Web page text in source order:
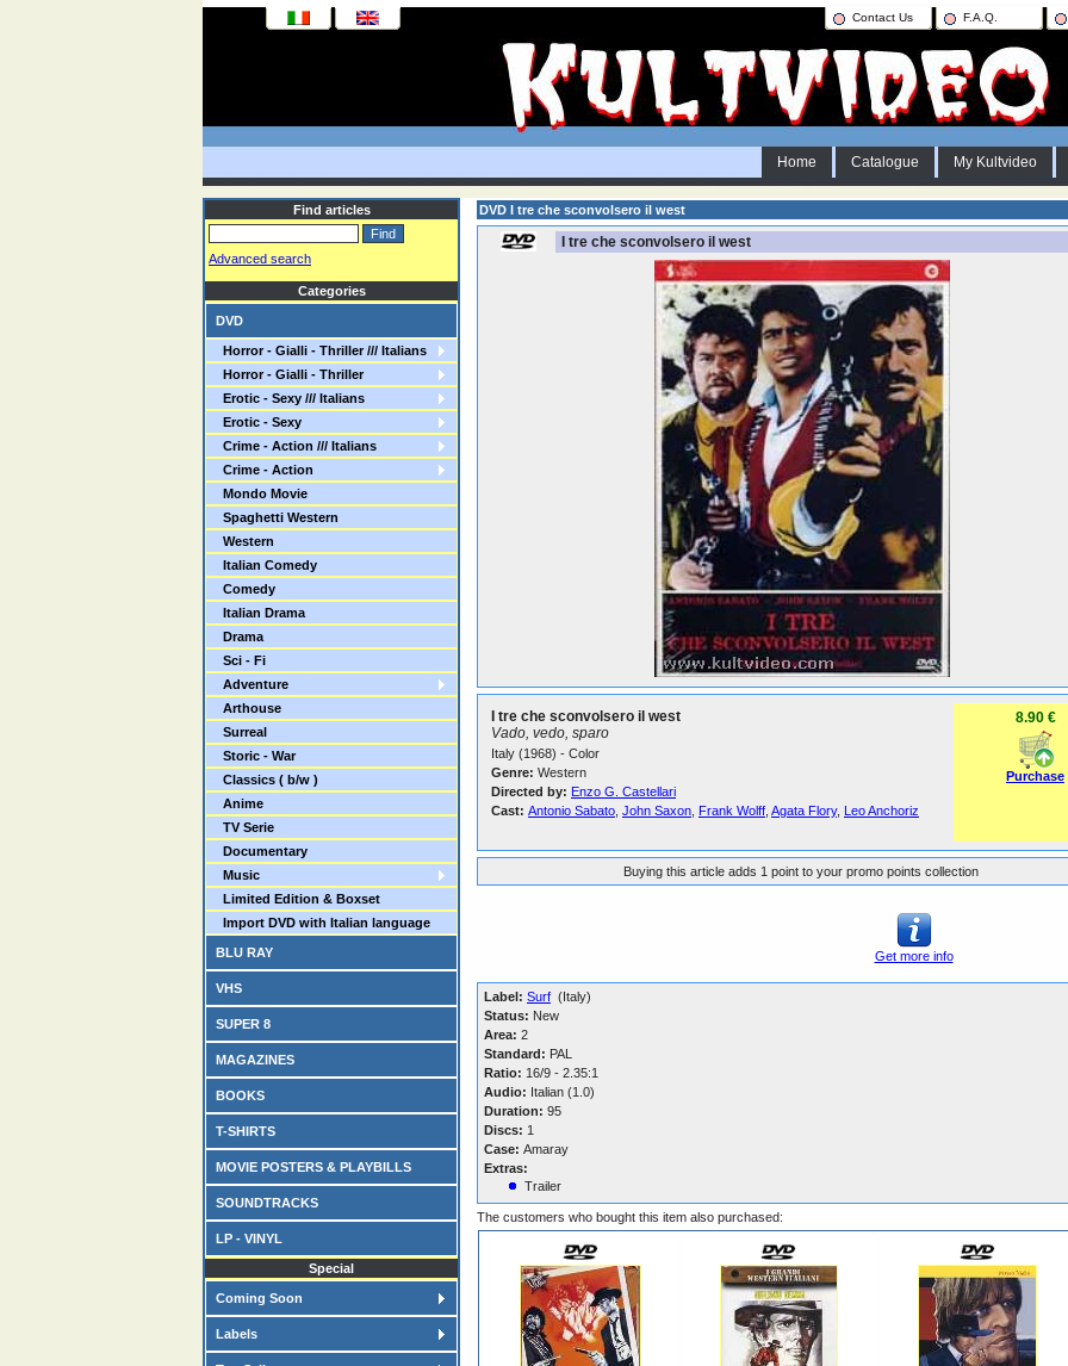
Contact Us F.A.Q.
Home Catalogue My Kultvideo
Find articles
Advanced search
Categories
DVD
Horror - Gialli - Thriller /// Italians
Horror - Gialli - Thriller
Erotic - Sexy /// Italians
Erotic - Sexy
Crime - Action /// Italians
Crime - Action
Mondo Movie
Spaghetti Western
Western
Italian Comedy
Comedy
Italian Drama
Drama
Sci - Fi
Adventure
Arthouse
Surreal
Storic - War
Classics ( b/w )
Anime
TV Serie
Documentary
Music
Limited Edition & Boxset
Import DVD with Italian language
BLU RAY
VHS
SUPER 8
MAGAZINES
BOOKS
T-SHIRTS
MOVIE POSTERS & PLAYBILLS
SOUNDTRACKS
LP - VINYL
Special
Coming Soon
Labels
DVD I tre che sconvolsero il west
I tre che sconvolsero il west
I tre che sconvolsero il west
Vado, vedo, sparo
Italy (1968) - Color
Genre: Western
Directed by: Enzo G. Castellari
Cast: Antonio Sabato John Saxon Frank Wolff Agata Flory, Leo Anchoriz
8.90 €
Purchase
Buying this article adds 1 point to your promo points collection
Get more info
Label: Surf (Italy)
Status: New
Area: 2
Standard: PAL
Ratio: 16/9 - 2.35:1
Audio: Italian (1.0)
Duration: 95
Discs: 1
Case: Amaray
Extras:
Trailer
The customers who bought this item also purchased: